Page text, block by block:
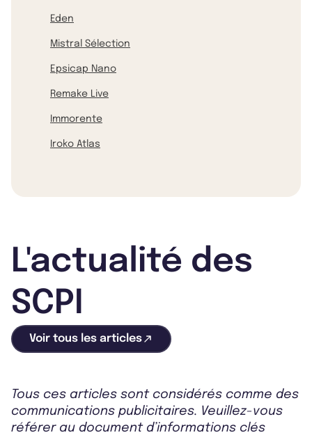
Eden
Mistral Sélection
Epsicap Nano
Remake Live
Immorente
Iroko Atlas
L'actualité des
SCPI
Voir tous les articles
Tous ces articles sont considérés comme des
communications publicitaires. Veuillez-vous
référer au document d’informations clés